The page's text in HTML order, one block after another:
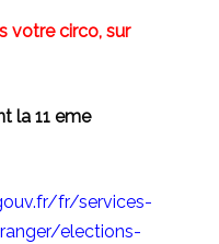
votre circo, sur
la 11 eme
fr/services-
elections-